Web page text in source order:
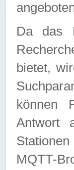
Da das
bietet,
können
Antwort
MQTT-